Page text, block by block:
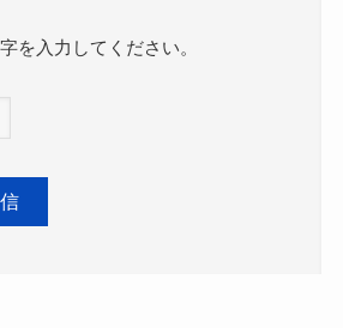
を入力してください。